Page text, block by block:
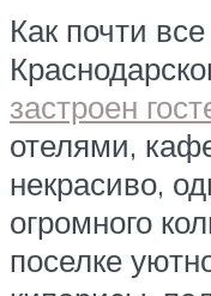
Как почти
застроен
отелями,
некрасиво,
огромного
поселке